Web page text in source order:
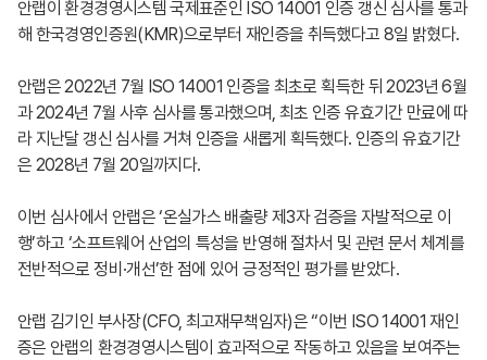
안랩이 환경경영시스템 국제표준인 ISO 14001 인증 갱신 심사를 통과
해 한국경영인증원(KMR)으로부터 재인증을 취득했다고 8일 밝혔다.
안랩은 2022년 7월 ISO 14001 인증을 최초로 획득한 뒤 2023년 6월
과 2024년 7월 사후 심사를 통과했으며, 최초 인증 유효기간 만료에 따
라 지난달 갱신 심사를 거쳐 인증을 새롭게 획득했다. 인증의 유효기간
은 2028년 7월 20일까지다.
이번 심사에서 안랩은 ‘온실가스 배출량 제3자 검증을 자발적으로 이
행’하고 ‘소프트웨어 산업의 특성을 반영해 절차서 및 관련 문서 체계를
전반적으로 정비·개선’한 점에 있어 긍정적인 평가를 받았다.
안랩 김기인 부사장(CFO, 최고재무책임자)은 “이번 ISO 14001 재인
증은 안랩의 환경경영시스템이 효과적으로 작동하고 있음을 보여주는